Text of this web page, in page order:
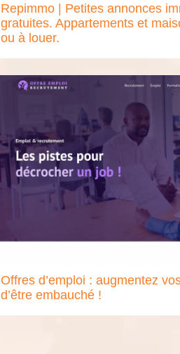
Repimmo | Petites annonces
gratuites. Ap­par­te­ments et
ou à louer.
Offres d’emploi : augmentez
d’être embauché !